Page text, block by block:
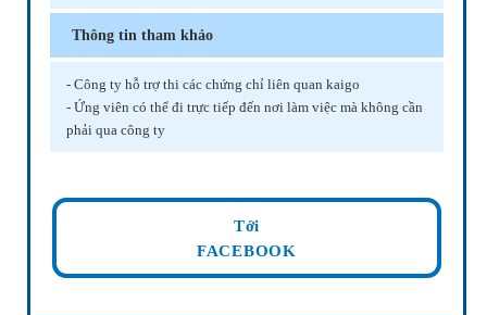
Thông tin tham khảo
- Công ty hỗ trợ thi các chứng chỉ liên quan kaigo
- Ứng viên có thể đi trực tiếp đến nơi làm việc mà không cần
phải qua công ty
Tới
FACEBOOK